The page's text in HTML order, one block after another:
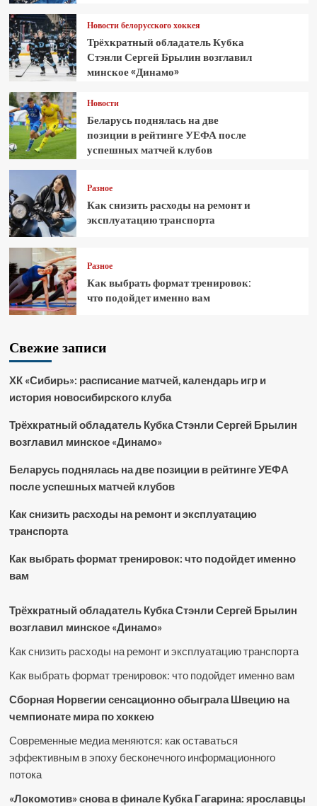
Новости белорусского хоккея
Трёхкратный обладатель Кубка
Стэнли Сергей Брылин возглавил
минское «Динамо»
Новости
Беларусь поднялась на две
позиции в рейтинге УЕФА после
успешных матчей клубов
Разное
Как снизить расходы на ремонт и
эксплуатацию транспорта
Разное
Как выбрать формат тренировок:
что подойдет именно вам
Свежие записи
ХК «Сибирь»: расписание матчей, календарь игр и
история новосибирского клуба
Трёхкратный обладатель Кубка Стэнли Сергей Брылин
возглавил минское «Динамо»
Беларусь поднялась на две позиции в рейтинге УЕФА
после успешных матчей клубов
Как снизить расходы на ремонт и эксплуатацию
транспорта
Как выбрать формат тренировок: что подойдет именно
вам
Трёхкратный обладатель Кубка Стэнли Сергей Брылин
возглавил минское «Динамо»
Как снизить расходы на ремонт и эксплуатацию транспорта
Как выбрать формат тренировок: что подойдет именно вам
Сборная Норвегии сенсационно обыграла Швецию на
чемпионате мира по хоккею
Современные медиа меняются: как оставаться
эффективным в эпоху бесконечного информационного
потока
«Локомотив» снова в финале Кубка Гагарина: ярославцы